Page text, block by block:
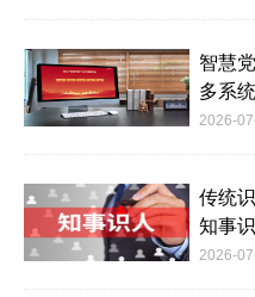
智慧
多系
2026-
传统
知事
2026-